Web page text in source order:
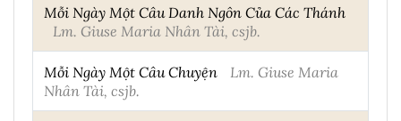
Mỗi Ngày Một Câu Danh Ngôn Của Các Thánh
Lm. Giuse Maria Nhân Tài, csjb.
Mỗi Ngày Một Câu Chuyện
Lm. Giuse Maria
Nhân Tài, csjb.